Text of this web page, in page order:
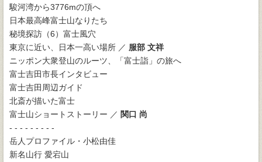
駿河湾から3776mの頂へ
日本最高峰富士山なりたち
秘境探訪（6）富士風穴
東京に近い、日本一高い場所 ／ 服部 文祥
ニッポン大衆登山のルーツ、「富士詣」の旅へ
富士吉田市長インタビュー
富士吉田周辺ガイド
北斎が描いた富士
富士山ショートストーリー ／ 関口 尚
- - - - - - - - -
岳人プロファイル・小松由佳
新名山行 愛宕山